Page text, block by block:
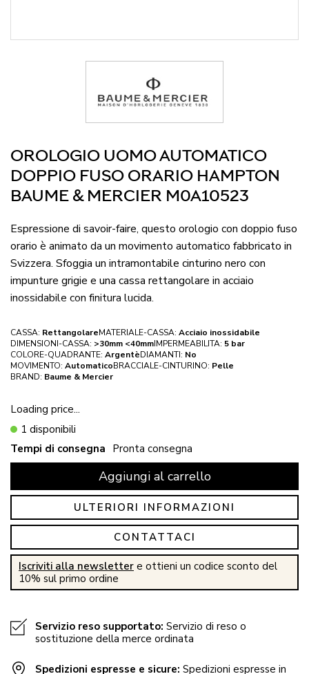
OROLOGIO UOMO AUTOMATICO
DOPPIO FUSO ORARIO HAMPTON
BAUME & MERCIER M0A10523
Espressione di savoir-faire, questo orologio con doppio fuso
orario è animato da un movimento automatico fabbricato in
Svizzera. Sfoggia un intramontabile cinturino nero con
impunture grigie e una cassa rettangolare in acciaio
inossidabile con finitura lucida.
CASSA: RettangolareMATERIALE-CASSA: Acciaio inossidabile
DIMENSIONI-CASSA: >30mm <40mmIMPERMEABILITA: 5 bar
COLORE-QUADRANTE: ArgentèDIAMANTI: No
MOVIMENTO: AutomaticoBRACCIALE-CINTURINO: Pelle
BRAND: Baume & Mercier
Loading price...
1 disponibili
Tempi di consegna Pronta consegna
Aggiungi al carrello
ULTERIORI INFORMAZIONI
CONTATTACI
Iscriviti alla newsletter e ottieni un codice sconto del
10% sul primo ordine
Servizio reso supportato: Servizio di reso o
sostituzione della merce ordinata
Spedizioni espresse e sicure: Spedizioni espresse in